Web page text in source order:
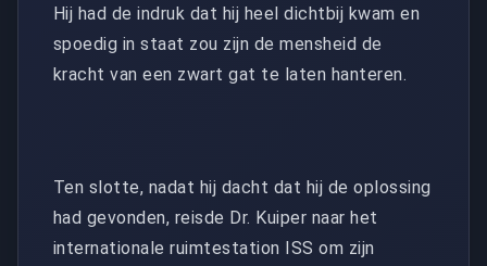
Hij had de indruk dat hij heel dichtbij kwam en
spoedig in staat zou zijn de mensheid de
kracht van een zwart gat te laten hanteren.
Ten slotte, nadat hij dacht dat hij de oplossing
had gevonden, reisde Dr. Kuiper naar het
internationale ruimtestation ISS om zijn